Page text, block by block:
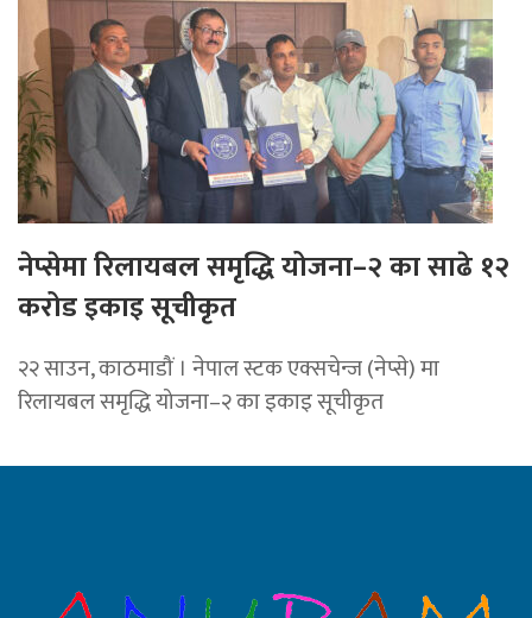
नेप्सेमा रिलायबल समृद्धि योजना–२ का साढे १२
करोड इकाइ सूचीकृत
२२ साउन, काठमाडौं । नेपाल स्टक एक्सचेन्ज (नेप्से) मा
रिलायबल समृद्धि योजना–२ का इकाइ सूचीकृत